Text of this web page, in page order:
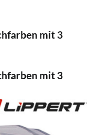
mit 3
mit 3